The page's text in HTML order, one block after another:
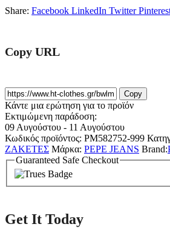
Share: Facebook LinkedIn Twitter
Copy URL
Copy
Κάντε μια ερώτηση για το προϊόν
Εκτιμώμενη παράδοση:
09 Αυγούστου - 11 Αυγούστου
Κωδικός προϊόντος: PM582752-999
ΖΑΚΕΤΕΣ Μάρκα: PEPE JEANS Brand:
Guaranteed Safe Checkout
Get It Today